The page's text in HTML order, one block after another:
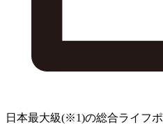
日本最大級(※1)の総合ライフ